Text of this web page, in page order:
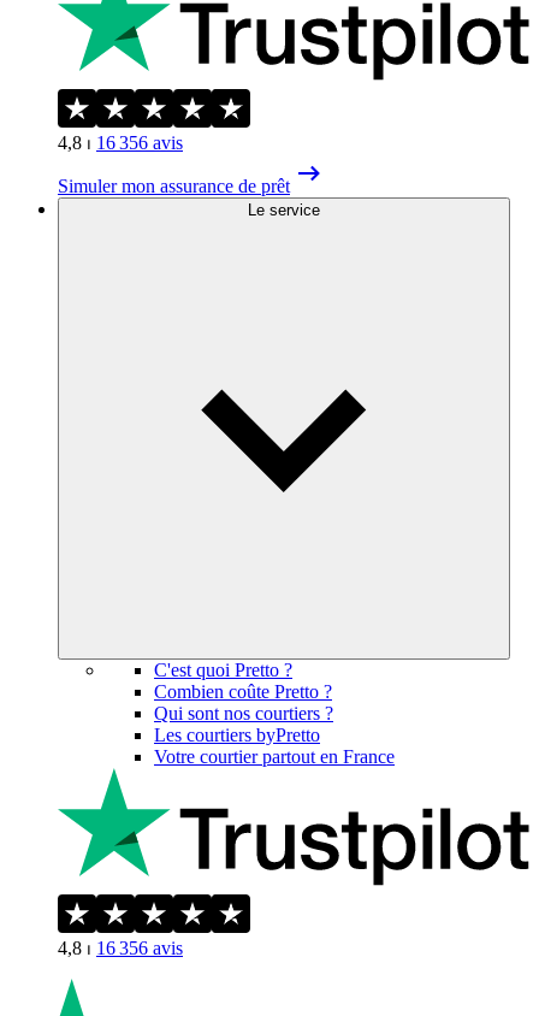
4,8 ⏐ 16 356 avis
Simuler mon assurance de prêt
Le service
C'est quoi Pretto ?
Combien coûte Pretto ?
Qui sont nos courtiers ?
Les courtiers byPretto
Votre courtier partout en France
4,8 ⏐ 16 356 avis